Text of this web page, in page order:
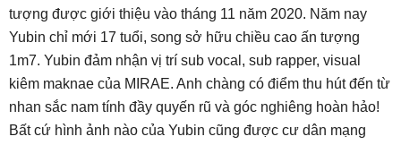
tượng được giới thiệu vào tháng 11 năm 2020. Năm nay
Yubin chỉ mới 17 tuổi, song sở hữu chiều cao ấn tượng
1m7. Yubin đảm nhận vị trí sub vocal, sub rapper, visual
kiêm maknae của MIRAE. Anh chàng có điểm thu hút đến từ
nhan sắc nam tính đầy quyến rũ và góc nghiêng hoàn hảo!
Bất cứ hình ảnh nào của Yubin cũng được cư dân mạng